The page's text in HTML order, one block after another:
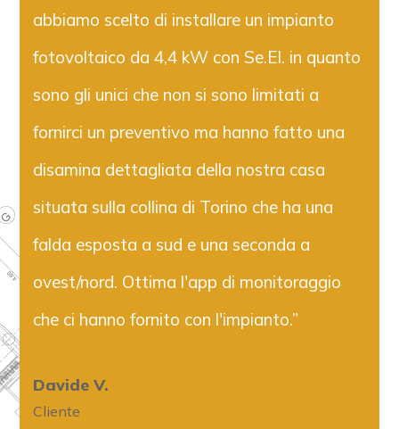
abbiamo scelto di installare un impianto
fotovoltaico da 4,4 kW con Se.El. in quanto
sono gli unici che non si sono limitati a
fornirci un preventivo ma hanno fatto una
disamina dettagliata della nostra casa
situata sulla collina di Torino che ha una
falda esposta a sud e una seconda a
ovest/nord. Ottima l'app di monitoraggio
che ci hanno fornito con l'impianto.”
Davide V.
Cliente